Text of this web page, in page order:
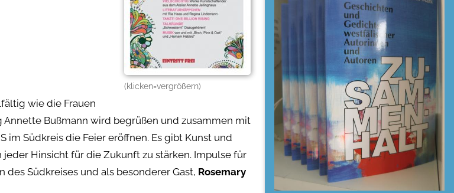
(klicken=vergrößern)
wie die Frauen
Bußmann wird begrüßen und zusammen mit
Südkreis die Feier eröffnen. Es gibt Kunst und
Hinsicht für die Zukunft zu stärken. Impulse für
Südkreises und als besonderer Gast, Rosemary